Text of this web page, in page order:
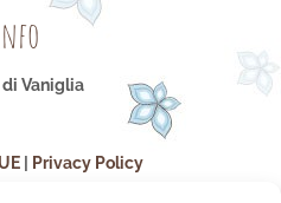
Vaniglia
Privacy Policy